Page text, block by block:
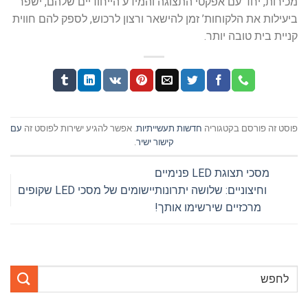
ביעילות את הלקוחות’ זמן להישאר ורצון לרכוש, לספק להם חווית
קניית בית טובה יותר.
פוסט זה פורסם בקטגוריה חדשות תעשייתיות. אפשר להגיע ישירות לפוסט זה עם
קישור ישיר.
מסכי תצוגת LED פנימיים
וחיצוניים: שלושה יתרונות
מרכזיים שירשימו אותך!
יישומים של מסכי LED שקופים